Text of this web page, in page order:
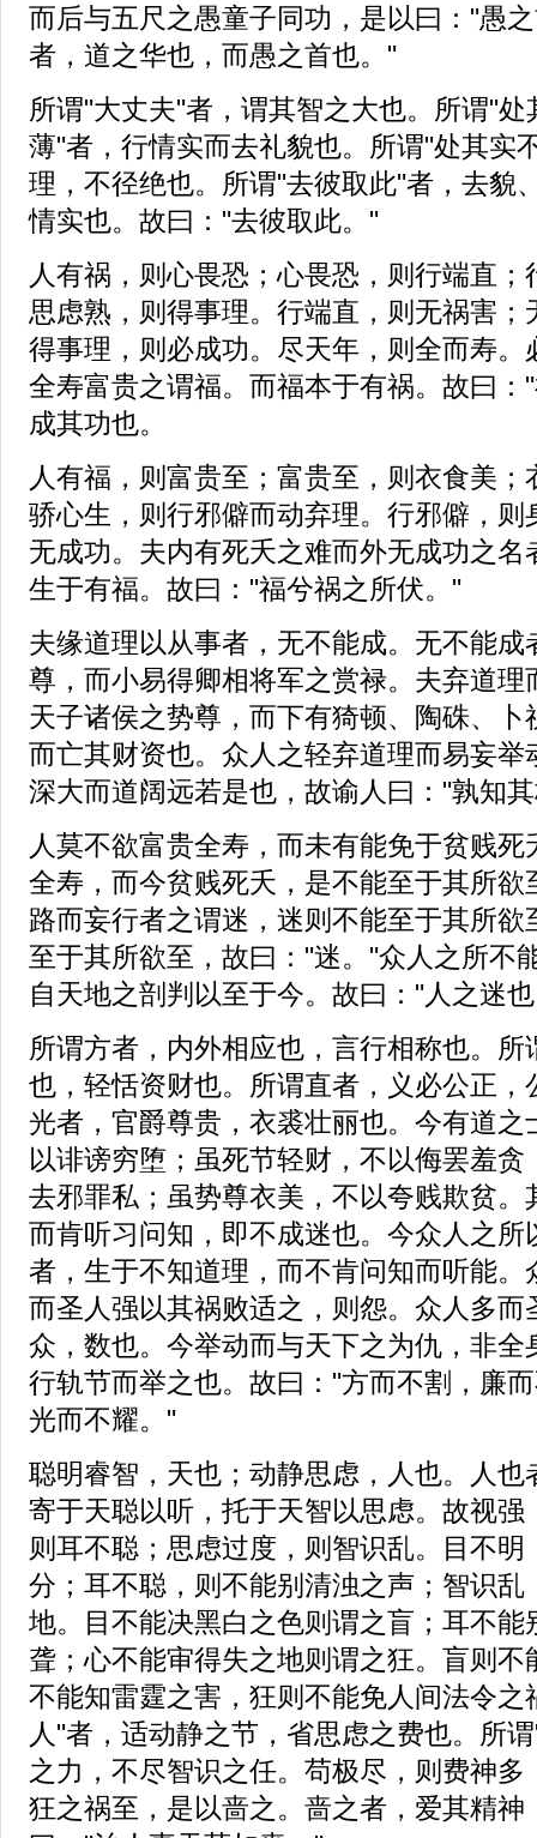
而后与五尺之愚童子同功，是以曰："愚
者，道之华也，而愚之首也。"
所谓"大丈夫"者，谓其智之大也。所谓"处
薄"者，行情实而去礼貌也。所谓"处其实
理，不径绝也。所谓"去彼取此"者，去貌
情实也。故曰："去彼取此。"
人有祸，则心畏恐；心畏恐，则行端直
思虑熟，则得事理。行端直，则无祸害；
得事理，则必成功。尽天年，则全而寿。
全寿富贵之谓福。而福本于有祸。故曰：
成其功也。
人有福，则富贵至；富贵至，则衣食美
骄心生，则行邪僻而动弃理。行邪僻，则
无成功。夫内有死夭之难而外无成功之名
生于有福。故曰："福兮祸之所伏。"
夫缘道理以从事者，无不能成。无不能成
尊，而小易得卿相将军之赏禄。夫弃道理
天子诸侯之势尊，而下有猗顿、陶硃、卜
而亡其财资也。众人之轻弃道理而易妄举
深大而道阔远若是也，故谕人曰："孰知
人莫不欲富贵全寿，而未有能免于贫贱
全寿，而今贫贱死夭，是不能至于其所欲
路而妄行者之谓迷，迷则不能至于其所欲
至于其所欲至，故曰："迷。"众人之所不
自天地之剖判以至于今。故曰："人之迷
所谓方者，内外相应也，言行相称也。
也，轻恬资财也。所谓直者，义必公正，
光者，官爵尊贵，衣裘壮丽也。今有道之
以诽谤穷堕；虽死节轻财，不以侮罢羞
去邪罪私；虽势尊衣美，不以夸贱欺贫。
而肯听习问知，即不成迷也。今众人之所
者，生于不知道理，而不肯问知而听能。
而圣人强以其祸败适之，则怨。众人多而
众，数也。今举动而与天下之为仇，非全
行轨节而举之也。故曰："方而不割，廉
光而不耀。"
聪明睿智，天也；动静思虑，人也。人也
寄于天聪以听，托于天智以思虑。故视强
则耳不聪；思虑过度，则智识乱。目不明
分；耳不聪，则不能别清浊之声；智识乱
地。目不能决黑白之色则谓之盲；耳不能
聋；心不能审得失之地则谓之狂。盲则不
不能知雷霆之害，狂则不能免人间法令之
人"者，适动静之节，省思虑之费也。所
之力，不尽智识之任。苟极尽，则费神
狂之祸至，是以啬之。啬之者，爱其精神